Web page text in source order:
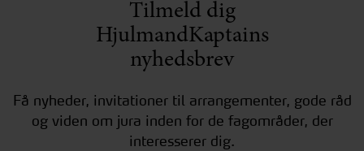
Tilmeld dig
HjulmandKaptains
nyhedsbrev
Få nyheder, invitationer til arrangementer, gode råd
og viden om jura inden for de fagområder, der
interesserer dig.